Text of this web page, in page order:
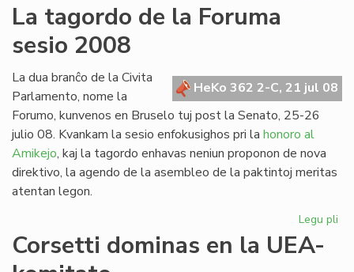
La tagordo de la Foruma
sesio 2008
HeKo 362 2-C, 21 jul 08
La dua branĉo de la Civita
Parlamento, nome la
Forumo, kunvenos en Bruselo tuj post la Senato, 25-26
julio 08. Kvankam la sesio enfokusighos pri la honoro al
Amikejo, kaj la tagordo enhavas neniun proponon de nova
direktivo, la agendo de la asembleo de la paktintoj meritas
atentan legon.
Legu pli
Corsetti dominas en la UEA-